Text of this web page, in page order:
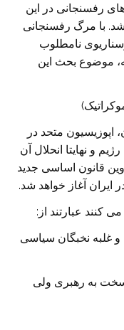
رفسنجانی در این
با مرگ رفسنجانی
نامطلوب
موضوع بحث این
اپوزیسیون متحد در
و نهایتا انحلال آن
قانون اساسی جدید
آغاز خواهد شد.
کنند عبارتند از:
و غلبه نخبگان سیاسی
به رهبری ولی